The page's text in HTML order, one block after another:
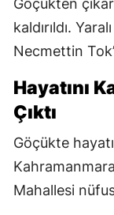
Göçükten
kaldırıldı.
Necmettin
Hayatını
Çıktı
Göçükte
Mahallesi